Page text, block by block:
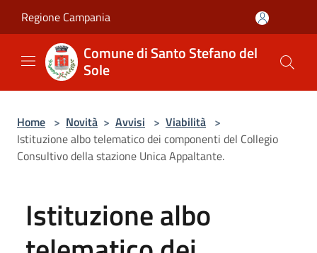
Regione Campania
Comune di Santo Stefano del
Sole
Home > Novità > Avvisi > Viabilità >
Istituzione albo telematico dei componenti del Collegio
Consultivo della stazione Unica Appaltante.
Istituzione albo